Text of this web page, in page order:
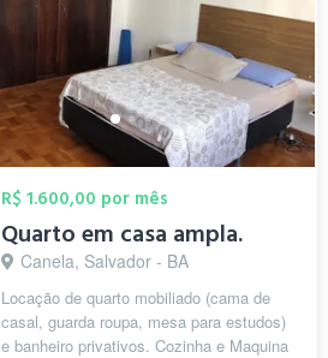
R$ 1.600,00 por mês
Quarto em casa ampla.
Canela, Salvador - BA
Locação de quarto mobiliado (cama de
casal, guarda roupa, mesa para estudos)
e banheiro privativos. Cozinha e Maquina